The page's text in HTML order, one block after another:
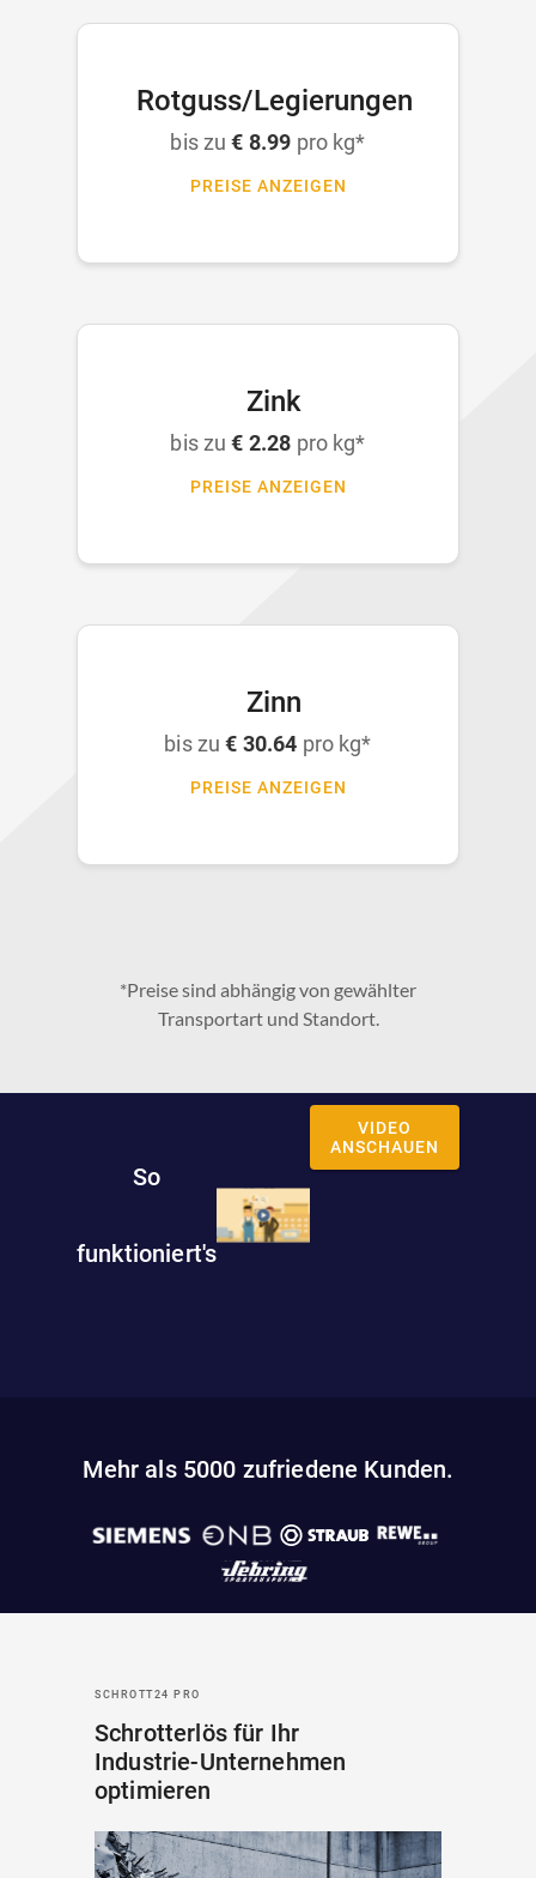
Rotguss/Legierungen
bis zu€ 8.99 pro kg*
PREISE ANZEIGEN
Zink
bis zu€ 2.28 pro kg*
PREISE ANZEIGEN
Zinn
bis zu€ 30.64 pro kg*
PREISE ANZEIGEN
*Preise sind abhängig von gewählter
Transportart und Standort.
So
funktioniert's
VIDEO
ANSCHAUEN
Mehr als 5000 zufriedene Kunden.
SCHROTT24 PRO
Schrotterlös für Ihr
Industrie-Unternehmen
optimieren